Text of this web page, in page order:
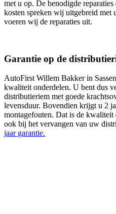
met u op. De benodigde reparaties
kosten spreken wij uitgebreid met
voeren wij de reparaties uit.
Garantie op de
AutoFirst Willem Bakker in
kwaliteit onderdelen. U bent dus
distributieriem met goede
levensduur. Bovendien krijgt u 2
montagefouten. Dat is de
ook bij het vervangen van uw
jaar garantie.